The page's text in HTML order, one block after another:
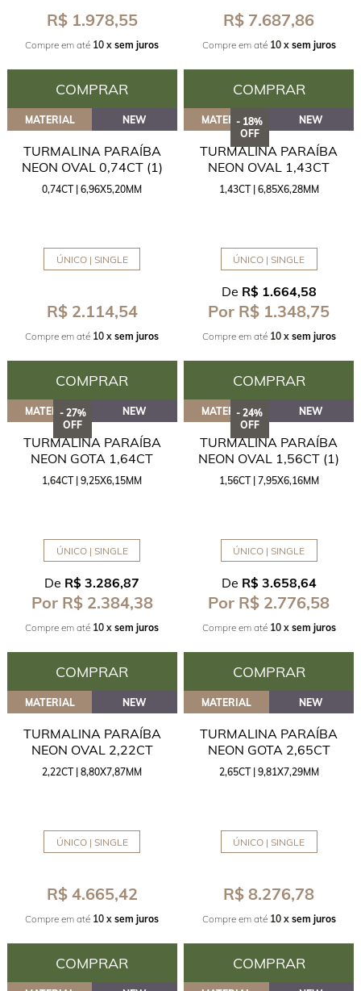
R$ 1.978,55
Compre em até 10 x sem juros
COMPRAR
R$ 7.687,86
Compre em até 10 x sem juros
COMPRAR
MATERIAL NEW
TURMALINA PARAÍBA
NEON OVAL 0,74CT (1)
0,74CT | 6,96X5,20MM
ÚNICO | SINGLE
R$ 2.114,54
Compre em até 10 x sem juros
COMPRAR
- 18%
OFF
MATERIAL NEW
TURMALINA PARAÍBA
NEON OVAL 1,43CT
1,43CT | 6,85X6,28MM
ÚNICO | SINGLE
De R$ 1.664,58
Por R$ 1.348,75
Compre em até 10 x sem juros
COMPRAR
- 27%
OFF
MATERIAL NEW
TURMALINA PARAÍBA
NEON GOTA 1,64CT
1,64CT | 9,25X6,15MM
ÚNICO | SINGLE
De R$ 3.286,87
Por R$ 2.384,38
Compre em até 10 x sem juros
COMPRAR
- 24%
OFF
MATERIAL NEW
TURMALINA PARAÍBA
NEON OVAL 1,56CT (1)
1,56CT | 7,95X6,16MM
ÚNICO | SINGLE
De R$ 3.658,64
Por R$ 2.776,58
Compre em até 10 x sem juros
COMPRAR
MATERIAL NEW
TURMALINA PARAÍBA
NEON OVAL 2,22CT
2,22CT | 8,80X7,87MM
ÚNICO | SINGLE
R$ 4.665,42
Compre em até 10 x sem juros
COMPRAR
MATERIAL NEW
TURMALINA PARAÍBA
NEON GOTA 2,65CT
2,65CT | 9,81X7,29MM
ÚNICO | SINGLE
R$ 8.276,78
Compre em até 10 x sem juros
COMPRAR